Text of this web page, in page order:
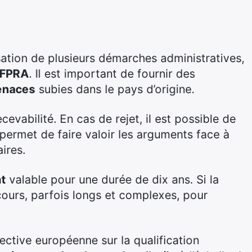
de plusieurs démarches administratives,
. Il est important de fournir des
subies dans le pays d’origine.
En cas de rejet, il est possible de
de faire valoir les arguments face à
valable pour une durée de dix ans. Si la
parfois longs et complexes, pour
européenne sur la qualification